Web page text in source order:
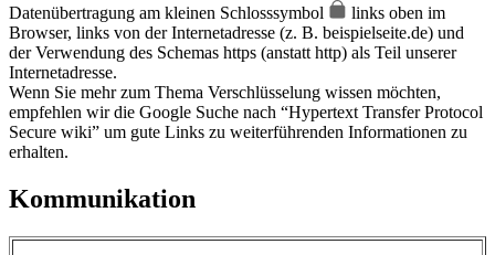
Datenübertragung am kleinen Schlosssymbol
links oben im
Browser, links von der Internetadresse (z. B. beispielseite.de) und
der Verwendung des Schemas https (anstatt http) als Teil unserer
Internetadresse.
Wenn Sie mehr zum Thema Verschlüsselung wissen möchten,
empfehlen wir die Google Suche nach “Hypertext Transfer Protocol
Secure wiki” um gute Links zu weiterführenden Informationen zu
erhalten.
Kommunikation